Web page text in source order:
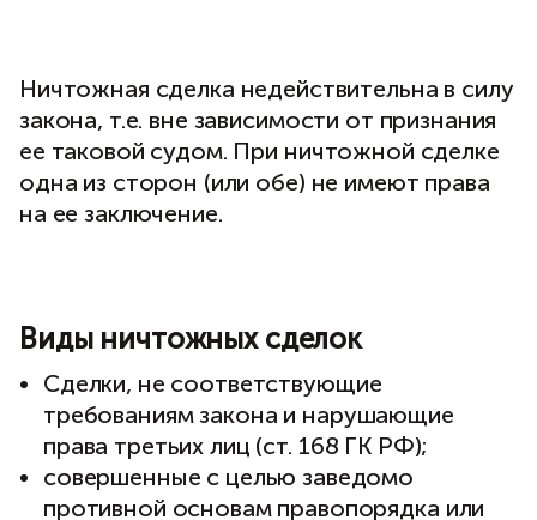
Ничтожная сделка недействительна в силу
закона, т.е. вне зависимости от признания
ее таковой судом. При ничтожной сделке
одна из сторон (или обе) не имеют права
на ее заключение.
Виды ничтожных сделок
Сделки, не соответствующие
требованиям закона и нарушающие
права третьих лиц (ст. 168 ГК РФ);
совершенные с целью заведомо
противной основам правопорядка или